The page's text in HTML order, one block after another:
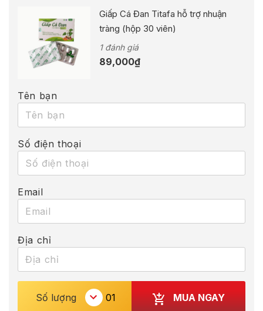
Giấp Cá Đan Titafa hỗ trợ nhuận
tràng (hộp 30 viên)
1 đánh giá
89,000₫
Tên bạn
Số điện thoại
Email
Địa chỉ
Số lượng MUA NGAY